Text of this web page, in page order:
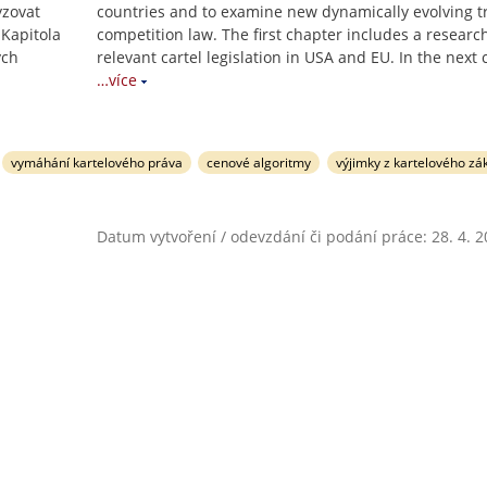
countries and to examine new dynamically evolving
competition law. The first chapter includes a
relevant cartel legislation in USA and EU. In the next
…více
vymáhání kartelového práva cenové algoritmy výjimky z kartelového
Datum vytvoření / odevzdání či podání práce: 28. 4.